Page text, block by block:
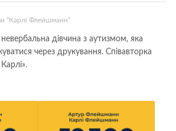
“Карлі Флейшманн”
дівчина з аутизмом, яка
через друкування. Співавторка